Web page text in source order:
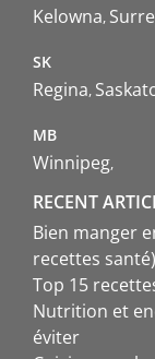
Kelowna
SK
Regina
MB
Winnipeg
RECENT
Bien manger
recettes santé)
Top 15
Nutrition et
éviter